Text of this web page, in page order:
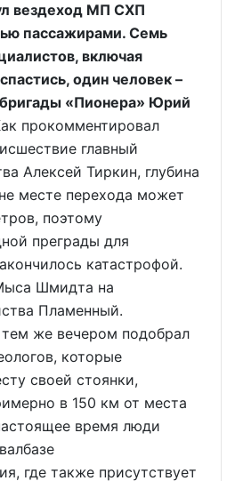
вездеход МП СХП
пассажирами. Семь
включая
один человек –
«Пионера» Юрий
прокомментировал
главный
Алексей Тиркин, глубина
месте перехода может
поэтому
преграды для
катастрофой.
Шмидта на
Пламенный.
же вечером подобрал
которые
своей стоянки,
в 150 км от места
время люди
где также присутствует